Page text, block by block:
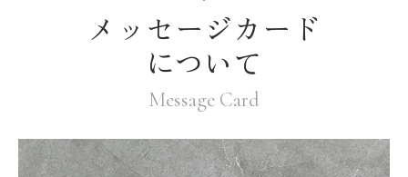
メッセージカード
について
Message Card